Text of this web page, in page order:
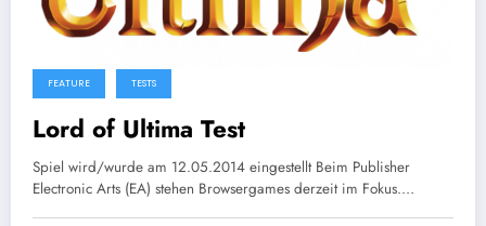
FEATURE TESTS
Lord of Ultima Test
Spiel wird/wurde am 12.05.2014 eingestellt Beim Publisher
Electronic Arts (EA) stehen Browsergames derzeit im Fokus.…